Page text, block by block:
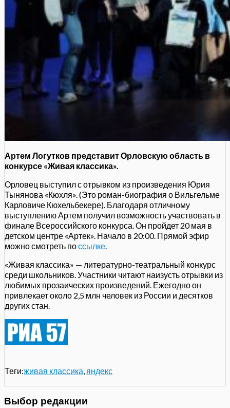
Артем Логутков представит Орловскую область в
конкурсе «Живая классика».
Орловец выступил с отрывком из произведения Юрия
Тынянова «Кюхля». (Это роман-биография о Вильгельме
Карловиче Кюхельбекере). Благодаря отличному
выступлению Артем получил возможность участвовать в
финале Всероссийского конкурса. Он пройдет 20 мая в
детском центре «Артек». Начало в 20:00. Прямой эфир
можно смотреть поссылке
«Живая классика» — литературно-театральный конкурс
среди школьников. Участники читают наизусть отрывки из
любимых прозаических произведений. Ежегодно он
привлекает около 2,5 млн человек из России и десятков
других стан.
Теги:живая классика яндекс
Выбор редакции